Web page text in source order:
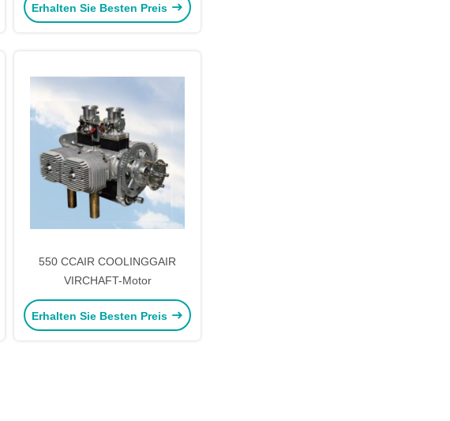
Erhalten Sie Besten Preis
550 CCAIR COOLINGGAIR
VIRCHAFT-Motor
Erhalten Sie Besten Preis